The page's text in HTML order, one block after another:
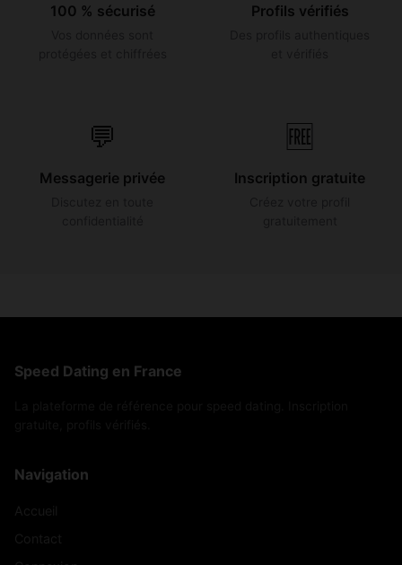
100 % sécurisé Profils vérifiés
💬
Messagerie privée
🆓
Inscription gratuite
Speed Dating en France
Navigation